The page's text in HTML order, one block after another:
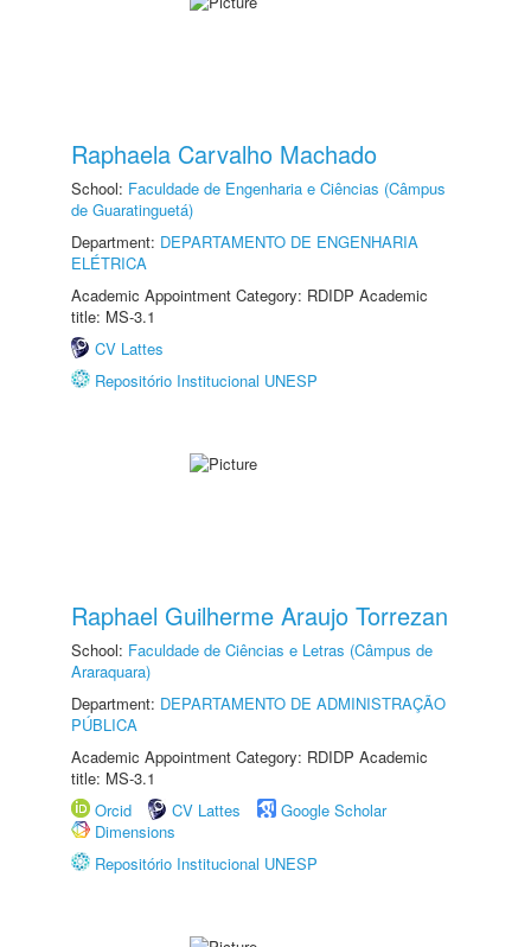
Raphaela Carvalho Machado
School: Faculdade de Engenharia e Ciências (Câmpus
de Guaratinguetá)
Department: DEPARTAMENTO DE ENGENHARIA
ELÉTRICA
Academic Appointment Category: RDIDP Academic
title: MS-3.1
CV Lattes
Repositório Institucional UNESP
Raphael Guilherme Araujo Torrezan
School: Faculdade de Ciências e Letras (Câmpus de
Araraquara)
Department: DEPARTAMENTO DE ADMINISTRAÇÃO
PÚBLICA
Academic Appointment Category: RDIDP Academic
title: MS-3.1
Orcid
CV Lattes
Google Scholar
Dimensions
Repositório Institucional UNESP